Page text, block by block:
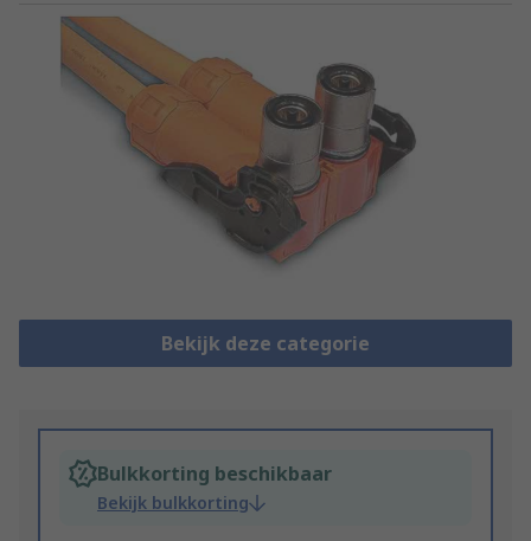
Bekijk deze categorie
Bulkkorting beschikbaar
Bekijk bulkkorting